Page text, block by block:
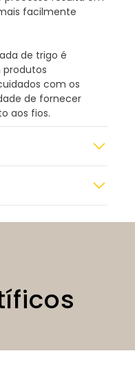
facilmente
de trigo é
com os
de fornecer
aos fios.